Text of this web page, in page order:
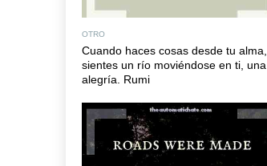
OTRO
Cuando haces cosas desde tu alma,
sientes un río moviéndose en ti, una
alegría. Rumi